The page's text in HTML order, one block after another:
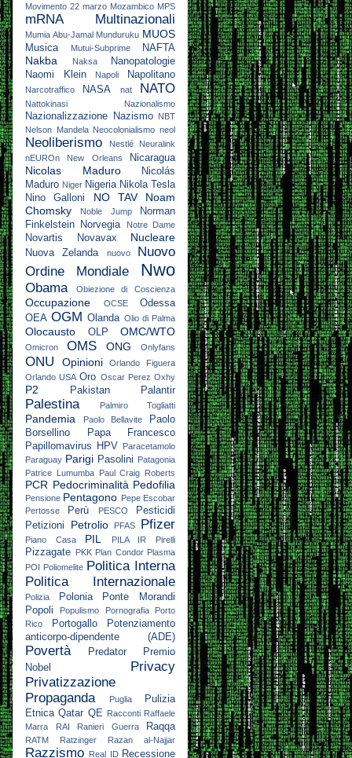
Movimento 22 marzo Mozambico MPS
mRNA Multinazionali
Mumia Abu-Jamal Munduruku MUOS
Musica Mutui-Subprime NAFTA
Nakba Naksa
Nanopatologie
Naomi Klein
Napoli Napolitano
Narcotraffico NASA nat NATO
Nattokinasi Nazionalismo
Nazionalizzazione Nazismo
NBT
Nelson Mandela Neocolonialismo neol
Neoliberismo Nestlé
Neuralink
nEUROn
New Orleans Nicaragua
Nicolas Maduro
Nicolás
Maduro Niger Nigeria Nikola Tesla
Nino Galloni
NO TAV
Noam
Chomsky
Noble Jump
Norman
Finkelstein
Norvegia Notre Dame
Novartis Novavax Nucleare
Nuova Zelanda nuovo
Nuovo
Ordine Mondiale
Nwo
Obama Obiezione di Coscienza
Occupazione OCSE
Odessa
OEA OGM Olanda Olio di Palma
Olocausto OLP OMC/WTO
Omicron OMS ONG Onlyfans
ONU Opinioni
Orlando Figuera
Orlando USA Oro Oscar Perez Oxhy
P2 Pakistan Palantir
Palestina Palmiro Togliatti
Pandemia Paolo Bellavite
Paolo
Borsellino
Papa Francesco
Papillomavirus HPV Paracetamolo
Paraguay Parigi Pasolini Patagonia
Patrice Lumumba
Paul Craig Roberts
PCR Pedocriminalità Pedofilia
Pensione Pentagono Pepe Escobar
Pertosse
Perù PESCO
Pesticidi
Petizioni
Petrolio PFAS Pfizer
Piano Casa PIL PILA IR Pirelli
Pizzagate PKK Plan Condor Plasma
POI Poliomelite Politica Interna
Politica Internazionale
Polizia Polonia
Ponte Morandi
Popoli
Populismo Pornografia
Porto
Rico
Portogallo
Potenziamento
anticorpo-dipendente (ADE)
Povertà Predator
Premio
Nobel
Privacy
Privatizzazione
Propaganda
Puglia
Pulizia
Etnica Qatar QE Racconti Raffaele
Marra
RAI Ranieri Guerra Raqqa
RATM Ratzinger Razan al-Najjar
Razzismo Real ID Recessione